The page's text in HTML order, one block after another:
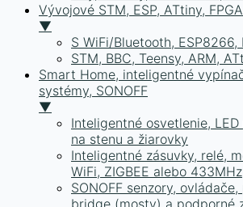
Vývojové STM, ESP, ATtiny,
▼
S WiFi/Bluetooth, ESP8266,
STM, BBC, Teensy, ARM,
Smart Home, inteligentné
systémy, SONOFF
▼
Inteligentné osvetlenie,
na stenu a žiarovky
Inteligentné zásuvky, relé,
WiFi, ZIGBEE alebo 433MHz
SONOFF senzory,
bridge (mosty) a podporné